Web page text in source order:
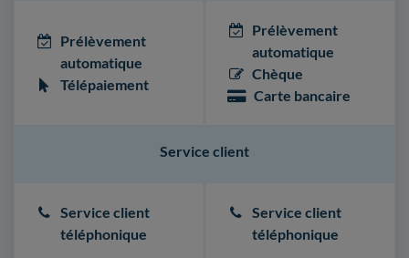
Prélèvement
automatique
Télépaiement
Prélèvement
automatique
Chèque
Carte bancaire
Service client
téléphonique
Service client
Service client
téléphonique